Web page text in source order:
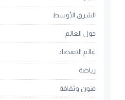
الشرق الأوسط
حول العالم
عالم الاقتصاد
رياضة
فنون وثقافة